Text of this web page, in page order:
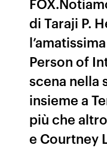
di Taraji P.
Person of
scena nella
insieme a
più che
e Courtney